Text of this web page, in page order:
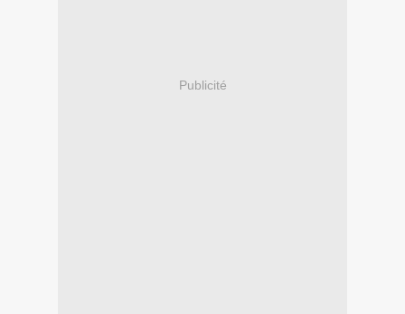
Publicité